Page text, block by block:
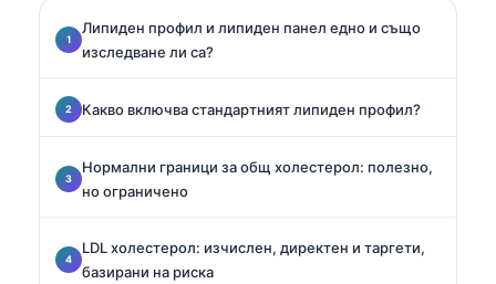
Липиден профил и липиден панел едно и също
изследване ли са?
Какво включва стандартният липиден профил?
Нормални граници за общ холестерол: полезно,
но ограничено
LDL холестерол: изчислен, директен и таргети,
базирани на риска